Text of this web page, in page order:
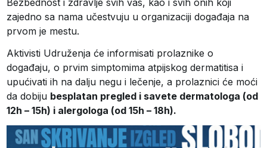
Bezbednost i zdravlje svih vas, kao i svih onih koji
zajedno sa nama učestvuju u organizaciji događaja na
prvom je mestu.
Aktivisti Udruženja će informisati prolaznike o
događaju, o prvim simptomima atpijskog dermatitisa i
upućivati ih na dalju negu i lečenje, a prolaznici će moći
da dobiju besplatan pregled i savete dermatologa (od
12h – 15h) i alergologa (od 15h – 18h).